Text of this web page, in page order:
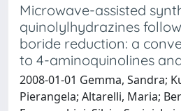
Microwave-assisted
quinolylhydrazines
boride reduction: a
to 4-aminoquinolines
2008-01-01 Gemma, Sandra;
Pierangela; Altarelli, Maria;